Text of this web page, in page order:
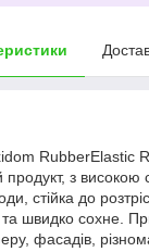
RubberElastic
продукт, з високою
стійка до
та швидко сохне.
фасадів,